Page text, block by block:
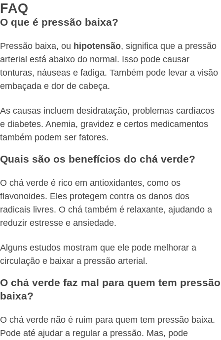
FAQ
O que é pressão baixa?
Pressão baixa, ou hipotensão, significa que a pressão
arterial está abaixo do normal. Isso pode causar
tonturas, náuseas e fadiga. Também pode levar a visão
embaçada e dor de cabeça.
As causas incluem desidratação, problemas cardíacos
e diabetes. Anemia, gravidez e certos medicamentos
também podem ser fatores.
Quais são os benefícios do chá verde?
O chá verde é rico em antioxidantes, como os
flavonoides. Eles protegem contra os danos dos
radicais livres. O chá também é relaxante, ajudando a
reduzir estresse e ansiedade.
Alguns estudos mostram que ele pode melhorar a
circulação e baixar a pressão arterial.
O chá verde faz mal para quem tem pressão
baixa?
O chá verde não é ruim para quem tem pressão baixa.
Pode até ajudar a regular a pressão. Mas, pode